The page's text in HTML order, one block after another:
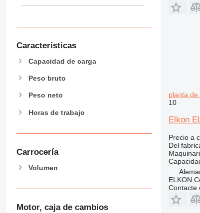
Características
Capacidad de carga
Peso bruto
Peso neto
Horas de trabajo
Carrocería
Volumen
Motor, caja de cambios
planta
10
Elkon
Precio a
Del
ELKON
Contacte